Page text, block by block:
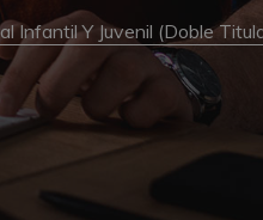
Infantil Y Juvenil (Doble